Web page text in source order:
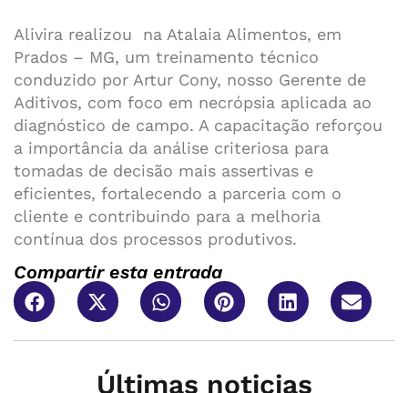
Alivira realizou na Atalaia Alimentos, em
Prados – MG, um treinamento técnico
conduzido por Artur Cony, nosso Gerente de
Aditivos, com foco em necrópsia aplicada ao
diagnóstico de campo. A capacitação reforçou
a importância da análise criteriosa para
tomadas de decisão mais assertivas e
eficientes, fortalecendo a parceria com o
cliente e contribuindo para a melhoria
contínua dos processos produtivos.
Compartir esta entrada
Últimas noticias